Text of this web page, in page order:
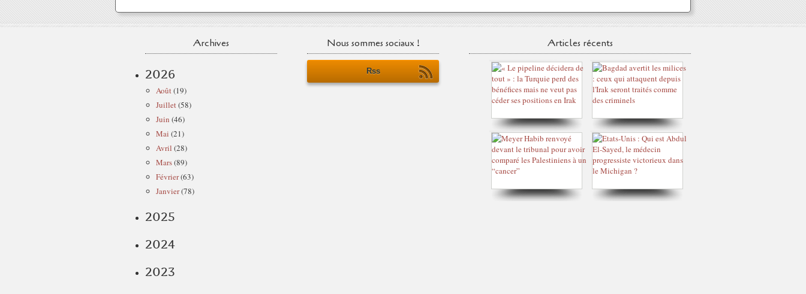
Archives
2026
Août(19)
Juillet(58)
Juin (46)
Mai (21)
Avril (28)
Mars(89)
Février(63)
Janvier(78)
2025
2024
2023
Nous sommes sociaux !
Rss
Articles récents